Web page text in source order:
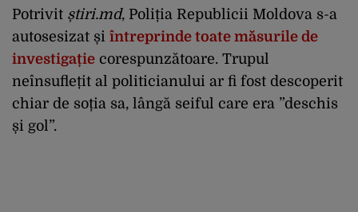
Potrivit știri.md, Poliția Republicii Moldova s-a
autosesizat și întreprinde toate măsurile de
investigație corespunzătoare. Trupul
neînsuflețit al politicianului ar fi fost descoperit
chiar de soția sa, lângă seiful care era ”deschis
și gol”.